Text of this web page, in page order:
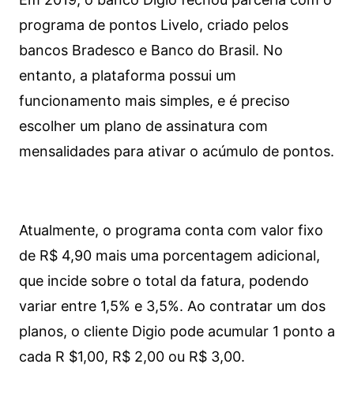
programa de pontos Livelo, criado pelos
bancos Bradesco e Banco do Brasil. No
entanto, a plataforma possui um
funcionamento mais simples, e é preciso
escolher um plano de assinatura com
mensalidades para ativar o acúmulo de pontos.
Atualmente, o programa conta com valor fixo
de R$ 4,90 mais uma porcentagem adicional,
que incide sobre o total da fatura, podendo
variar entre 1,5% e 3,5%. Ao contratar um dos
planos, o cliente Digio pode acumular 1 ponto a
cada R $1,00, R$ 2,00 ou R$ 3,00.